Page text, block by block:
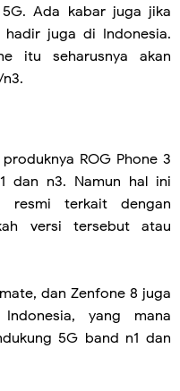
5G. Ada kabar juga jika
juga di Indonesia.
itu seharusnya akan
ROG Phone 3
dan n3. Namun hal ini
resmi terkait dengan
versi tersebut atau
dan Zenfone 8 juga
yang mana
5G band n1 dan